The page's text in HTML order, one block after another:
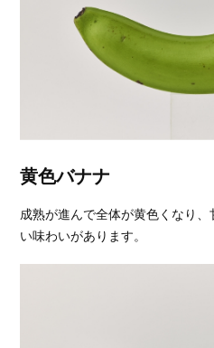
黄色バナナ
成熟が進んで全体が黄色くなり
い味わいがあります。